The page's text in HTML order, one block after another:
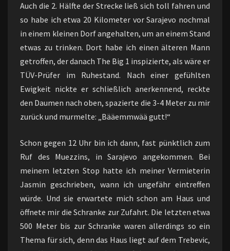
Auch die 2. Hälfte der Strecke ließ sich toll fahren und
so habe ich etwa 20 Kilometer vor Sarajevo nochmal
in einem kleinen Dorf angehalten, um an einem Stand
etwas zu trinken. Dort habe ich einen älteren Mann
getroffen, der danach The Big 1 inspizierte, als wäre er
TÜV-Prüfer im Ruhestand. Nach einer gefühlten
Ewigkeit nickte er schließlich anerkennend, reckte
den Daumen nach oben, spazierte die 3-4 Meter zu mir
zurück und murmelte: „Bääemmwää gutt!“
Schon gegen 12 Uhr bin ich dann, fast pünktlich zum
Ruf des Muezzins, in Sarajevo angekommen. Bei
meinem letzten Stop hatte ich meiner Vermieterin
Jasmin geschrieben, wann ich ungefähr eintreffen
würde. Und sie erwartete mich schon am Haus und
öffnete mir die Schranke zur Zufahrt. Die letzten etwa
500 Meter bis zur Schranke waren allerdings so ein
Thema für sich, denn das Haus liegt auf dem Trebevic,